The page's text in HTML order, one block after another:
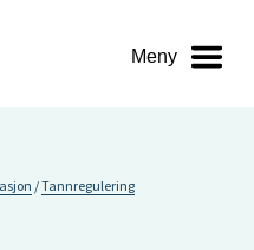
Meny
Tannregulering